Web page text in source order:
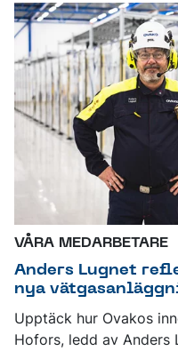
VÅRA MEDARBETARE
Anders Lugnet
nya
Upptäck hur Ovakos
Hofors, ledd av Anders